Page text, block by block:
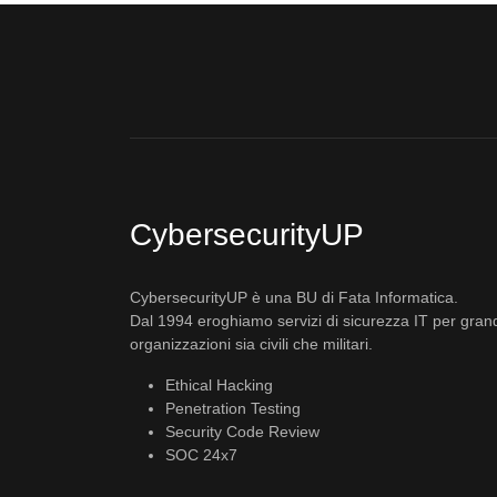
CybersecurityUP
CybersecurityUP è una BU di Fata Informatica.
Dal 1994 eroghiamo servizi di sicurezza IT per
organizzazioni sia civili che militari.
Ethical Hacking
Penetration Testing
Security Code Review
SOC 24x7